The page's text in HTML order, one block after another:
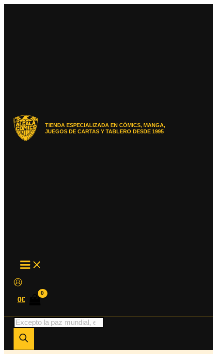
TIENDA ESPECIALIZADA EN CÓMICS, MANGA,
JUEGOS DE CARTAS Y TABLERO DESDE 1995
MAIN
MENU
0€
Búsqueda
de
productos